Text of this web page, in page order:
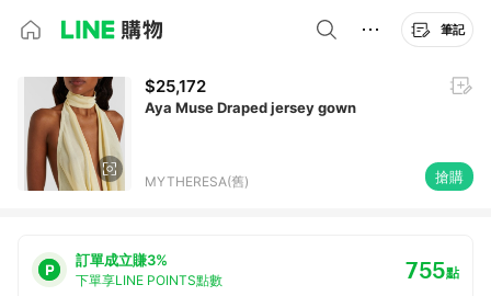
筆記
$25,172
Aya Muse Draped jersey gown
MYTHERESA(舊) 搶購
訂單成立賺3%
下單享LINE POINTS點數 755點